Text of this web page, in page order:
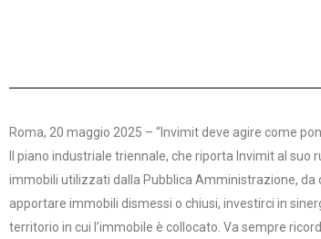
Roma, 20 maggio 2025 – “Invimit deve agire come
Il piano industriale triennale, che riporta Invimit al
immobili utilizzati dalla Pubblica Amministrazione, da
apportare immobili dismessi o chiusi, investirci in
territorio in cui l’immobile è collocato. Va sempre